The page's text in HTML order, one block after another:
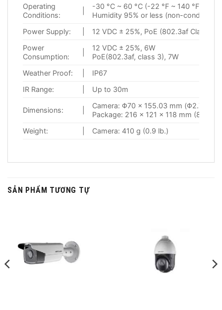
Operating
Conditions:
-30 °C ~ 60 °C (-22 °F ~ 140 °F)
Humidity 95% or less (non-
Power Supply:
12 VDC ± 25%, PoE (802.3af Class3)
Power
Consumption:
12 VDC ± 25%, 6W
PoE(802.3af, class 3), 7W
Weather Proof:
IP67
IR Range:
Up to 30m
Dimensions:
Camera: Φ70 × 155.03 mm (Φ2.76″ ×
Package: 216 × 121 × 118 mm (8.5″ ×
Weight:
Camera: 410 g (0.9 lb.)
SẢN PHẨM TƯƠNG TỰ